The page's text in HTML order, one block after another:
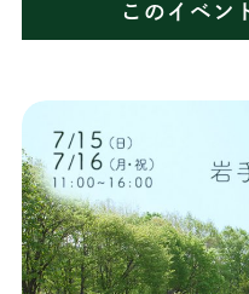
このイベン